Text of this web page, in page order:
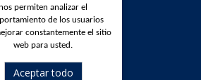
8900
permiten analizar el
de los usuarios
constantemente el sitio
web para usted.
Aceptar todo